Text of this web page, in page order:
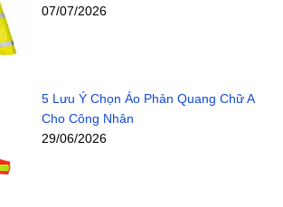
07/07/2026
5 Lưu Ý Chọn Áo Phản Quang Chữ A
Cho Công Nhân
29/06/2026